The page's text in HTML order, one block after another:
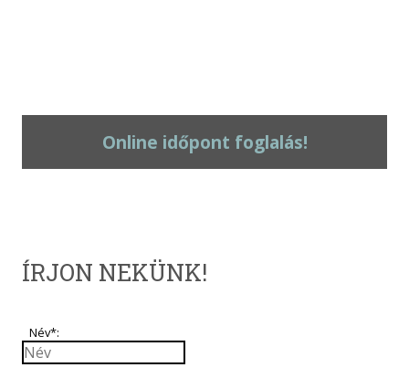
Online időpont foglalás!
ÍRJON NEKÜNK!
Név*: